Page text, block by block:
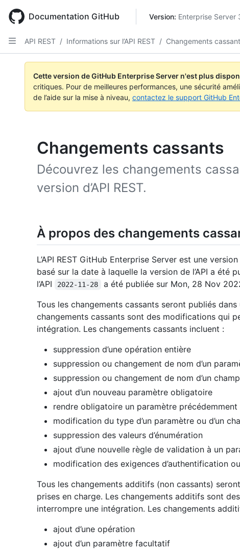
main
content
Documentation GitHub Version: Enterprise Server
API REST / Informations sur l’API REST / Changements
Cette version de GitHub Enterprise Server n'est plus
critiques. Pour de meilleures performances, une sécurité
de l’aide sur la mise à niveau, contactez le support GitHub
Changements cassants
Découvrez les changements
version d’API REST.
À propos des changements
L’API REST GitHub Enterprise Server est une
basé sur la date à laquelle la version de l’API a été
l’API
2022-11-28
a été publiée sur Mon, 28 Nov
Tous les changements cassants seront publiés dans
changements cassants sont des modifications qui
intégration. Les changements cassants incluent :
suppression d’une opération entière
suppression ou changement de nom d’un
suppression ou changement de nom d’un
ajout d’un nouveau paramètre obligatoire
rendre obligatoire un paramètre
modification du type d’un paramètre ou d’un
suppression des valeurs d’énumération
ajout d’une nouvelle règle de validation à un
modification des exigences d’authentification
Tous les changements additifs (non cassants)
prises en charge. Les changements additifs sont
interrompre une intégration. Les changements
ajout d’une opération
ajout d’un paramètre facultatif